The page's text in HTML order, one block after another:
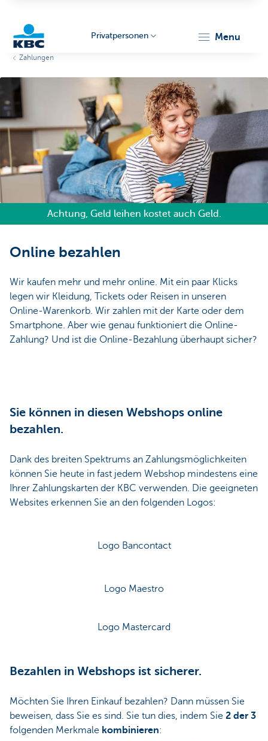
Particulieren
Privatpersonen menu
Zahlungen
Achtung, Geld leihen kostet auch Geld.
Online bezahlen
Wir kaufen mehr und mehr online. Mit ein paar Klicks
legen wir Kleidung, Tickets oder Reisen in unseren
Online-Warenkorb. Wir zahlen mit der Karte oder dem
Smartphone. Aber wie genau funktioniert die Online-
Zahlung? Und ist die Online-Bezahlung überhaupt sicher?
Sie können in diesen Webshops online
bezahlen.
Dank des breiten Spektrums an Zahlungsmöglichkeiten
können Sie heute in fast jedem Webshop mindestens eine
Ihrer Zahlungskarten der KBC verwenden. Die geeigneten
Websites erkennen Sie an den folgenden Logos:
Logo Bancontact
Logo Maestro
Logo Mastercard
Bezahlen in Webshops ist sicherer.
Möchten Sie Ihren Einkauf bezahlen? Dann müssen Sie
beweisen, dass Sie es sind. Sie tun dies, indem Sie 2 der 3
folgenden Merkmale kombinieren: